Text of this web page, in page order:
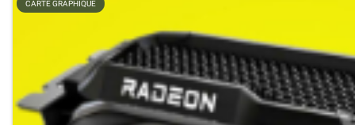
CARTE GRAPHIQUE